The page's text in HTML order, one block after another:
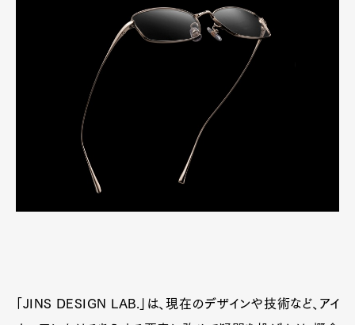
「JINS DESIGN LAB.」は、現在のデザインや技術など、アイ